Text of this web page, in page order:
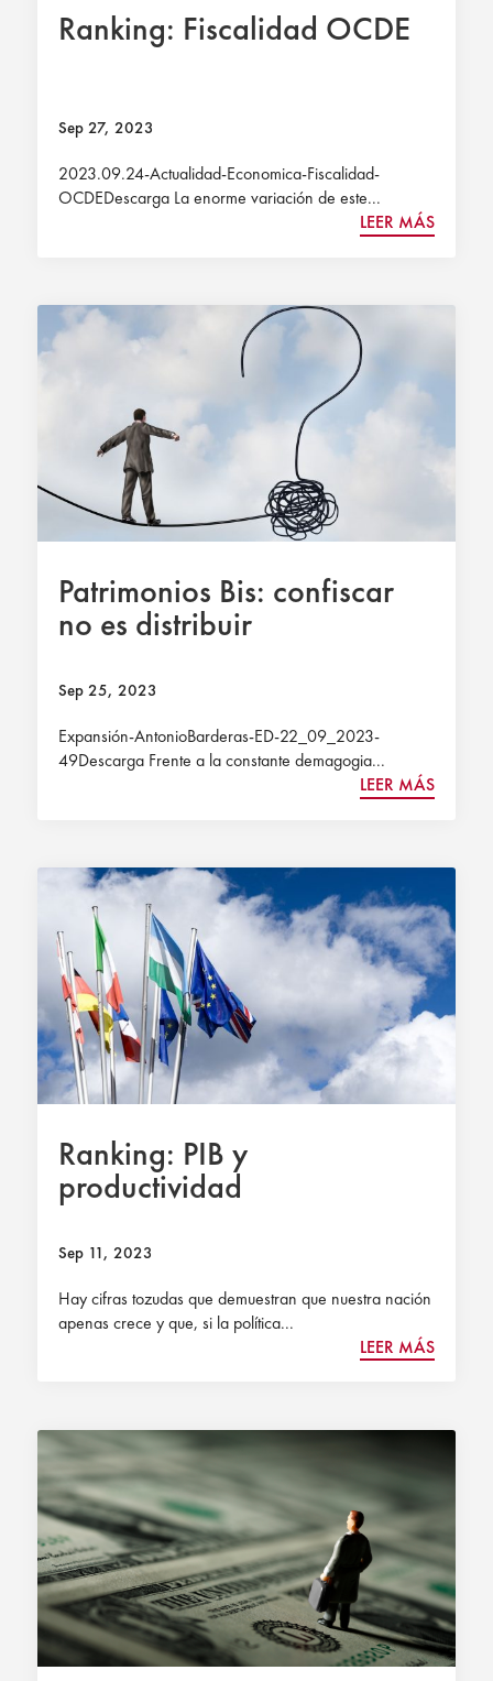
Ranking: Fiscalidad OCDE
Sep 27, 2023
2023.09.24-Actualidad-Economica-Fiscalidad-
OCDEDescarga La enorme variación de este...
LEER MÁS
Patrimonios Bis: confiscar
no es distribuir
Sep 25, 2023
Expansión-AntonioBarderas-ED-22_09_2023-
49Descarga Frente a la constante demagogia...
LEER MÁS
Ranking: PIB y
productividad
Sep 11, 2023
Hay cifras tozudas que demuestran que nuestra nación
apenas crece y que, si la política...
LEER MÁS